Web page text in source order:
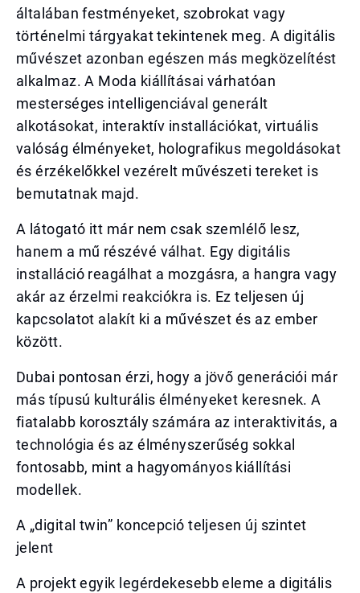
általában festményeket, szobrokat vagy
történelmi tárgyakat tekintenek meg. A digitális
művészet azonban egészen más megközelítést
alkalmaz. A Moda kiállításai várhatóan
mesterséges intelligenciával generált
alkotásokat, interaktív installációkat, virtuális
valóság élményeket, holografikus megoldásokat
és érzékelőkkel vezérelt művészeti tereket is
bemutatnak majd.
A látogató itt már nem csak szemlélő lesz,
hanem a mű részévé válhat. Egy digitális
installáció reagálhat a mozgásra, a hangra vagy
akár az érzelmi reakciókra is. Ez teljesen új
kapcsolatot alakít ki a művészet és az ember
között.
Dubai pontosan érzi, hogy a jövő generációi már
más típusú kulturális élményeket keresnek. A
fiatalabb korosztály számára az interaktivitás, a
technológia és az élményszerűség sokkal
fontosabb, mint a hagyományos kiállítási
modellek.
A „digital twin” koncepció teljesen új szintet
jelent
A projekt egyik legérdekesebb eleme a digitális